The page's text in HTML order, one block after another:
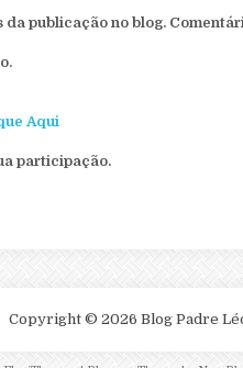
publicação no blog.
Aqui
participação.
Copyright © 2026 Blog Padre